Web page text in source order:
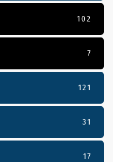
102
7
121
31
17